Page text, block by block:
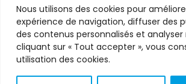
Nous utilisons des cookies pour
expérience de navigation, diffuser des
des contenus personnalisés et analyser
cliquant sur « Tout accepter », vous
utilisation des cookies.
Contact
FAQ
Mentions légales